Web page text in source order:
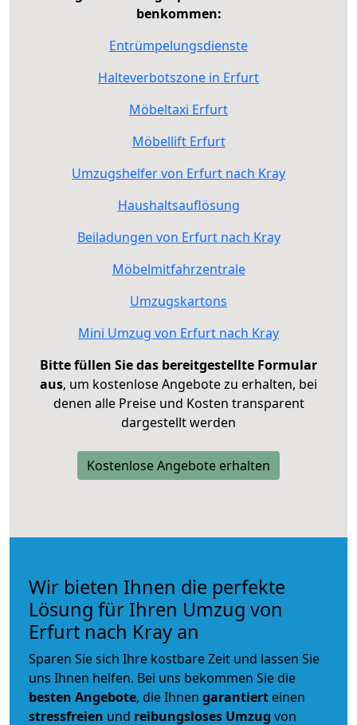
benkommen:
Entrümpelungsdienste
Halteverbotszone in Erfurt
Möbeltaxi Erfurt
Möbellift Erfurt
Umzugshelfer von Erfurt nach Kray
Haushaltsauflösung
Beiladungen von Erfurt nach Kray
Möbelmitfahrzentrale
Umzugskartons
Mini Umzug von Erfurt nach Kray
Bitte füllen Sie das bereitgestellte Formular
aus, um kostenlose Angebote zu erhalten, bei
denen alle Preise und Kosten transparent
dargestellt werden
Kostenlose Angebote erhalten
Wir bieten Ihnen die perfekte
Lösung für Ihren Umzug von
Erfurt nach Kray an
Sparen Sie sich Ihre kostbare Zeit und lassen Sie
uns Ihnen helfen. Bei uns bekommen Sie die
besten Angebote, die Ihnen garantiert einen
stressfreien und reibungsloses Umzug von